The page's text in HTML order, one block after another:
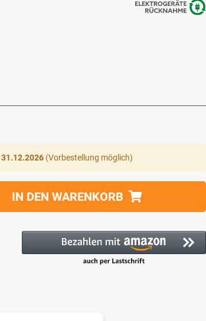
31.12.2026 (Vorbestellung möglich)
IN DEN WARENKORB